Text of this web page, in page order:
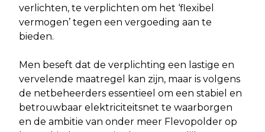
verlichten, te verplichten om het ‘flexibel
vermogen’ tegen een vergoeding aan te
bieden.
Men beseft dat de verplichting een lastige en
vervelende maatregel kan zijn, maar is volgens
de netbeheerders essentieel om een stabiel en
betrouwbaar elektriciteitsnet te waarborgen
en de ambitie van onder meer Flevopolder op